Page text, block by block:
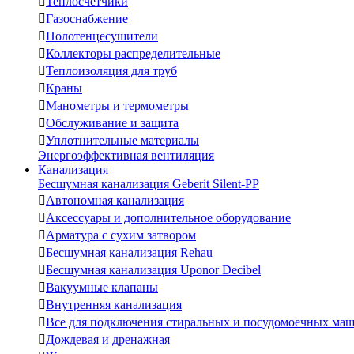
Газоснабжение
Полотенцесушители
Коллекторы распределительные
Теплоизоляция для труб
Краны
Манометры и термометры
Обслуживание и защита
Уплотнительные материалы
Энергоэффективная вентиляция
Канализация
Бесшумная канализация Geberit Silent-PP
Автономная канализация
Аксессуары и дополнительное оборудование
Арматура с сухим затвором
Бесшумная канализация Rehau
Бесшумная канализация Uponor Decibel
Вакуумные клапаны
Внутренняя канализация
Все для подключения стиральных и посудомоечных
Дождевая и дренажная